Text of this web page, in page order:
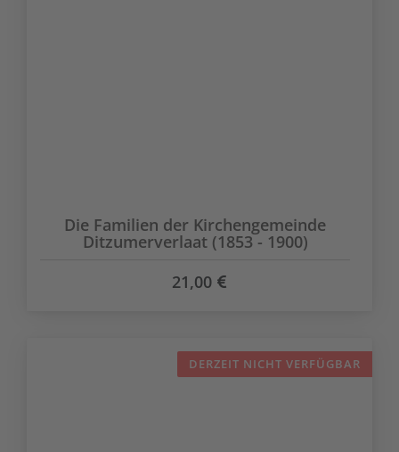
Die Familien der Kirchengemeinde
Ditzumerverlaat (1853 - 1900)
21,00
DERZEIT NICHT VERFÜGBAR